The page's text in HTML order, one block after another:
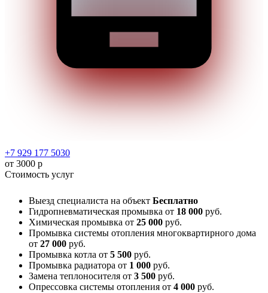
+7 929 177 5030
от 3000 р
Стоимость услуг
Выезд специалиста на объект Бесплатно
Гидропневматическая промывка от 18 000 руб.
Химическая промывка от 25 000 руб.
Промывка системы отопления многоквартирного дома
от 27 000 руб.
Промывка котла от 5 500 руб.
Промывка радиатора от 1 000 руб.
Замена теплоносителя от 3 500 руб.
Опрессовка системы отопления от 4 000 руб.